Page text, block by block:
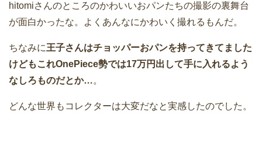
hitomiさんのところのかわいいおパンたちの撮影の裏舞台
が面白かったな。よくあんなにかわいく撮れるもんだ。
ちなみに王子さんはチョッパーおパンを持ってきてました
けどもこれOnePiece勢では17万円出して手に入れるよう
なしろものだとか…。
どんな世界もコレクターは大変だなと実感したのでした。